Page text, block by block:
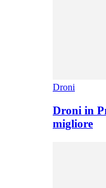
Droni
Droni in
migliore